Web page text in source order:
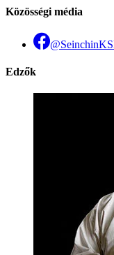
Közösségi média
Edzők